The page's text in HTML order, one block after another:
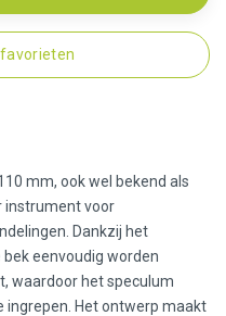
mm, ook wel bekend als
instrument voor
Dankzij het
eenvoudig worden
waardoor het speculum
Het ontwerp maakt